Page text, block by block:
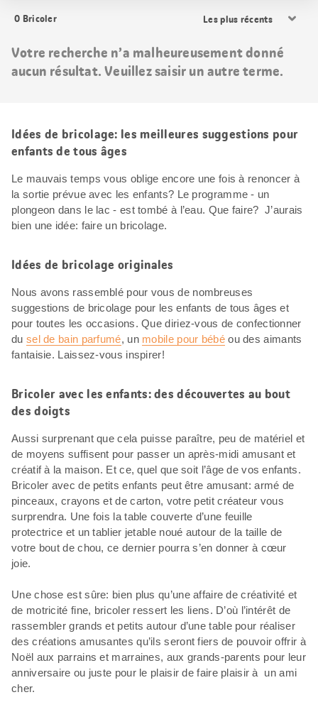
0 Bricoler
les
Votre recherche n’a malheureusement donné
aucun résultat. Veuillez saisir un autre terme.
Idées de bricolage: les meilleures suggestions pour
enfants de tous âges
Le mauvais temps vous oblige encore une fois à renoncer à
la sortie prévue avec les enfants? Le programme - un
plongeon dans le lac - est tombé à l’eau. Que faire? J’aurais
bien une idée: faire un bricolage.
Idées de bricolage originales
Nous avons rassemblé pour vous de nombreuses
suggestions de bricolage pour les enfants de tous âges et
pour toutes les occasions. Que diriez-vous de confectionner
du sel de bain parfumé, un mobile pour bébéou des aimants
fantaisie. Laissez-vous inspirer!
Bricoler avec les enfants: des découvertes au bout
des doigts
Aussi surprenant que cela puisse paraître, peu de matériel et
de moyens suffisent pour passer un après-midi amusant et
créatif à la maison. Et ce, quel que soit l’âge de vos enfants.
Bricoler avec de petits enfants peut être amusant: armé de
pinceaux, crayons et de carton, votre petit créateur vous
surprendra. Une fois la table couverte d’une feuille
protectrice et un tablier jetable noué autour de la taille de
votre bout de chou, ce dernier pourra s’en donner à cœur
joie.
Une chose est sûre: bien plus qu’une affaire de créativité et
de motricité fine, bricoler ressert les liens. D’où l’intérêt de
rassembler grands et petits autour d’une table pour réaliser
des créations amusantes qu’ils seront fiers de pouvoir offrir à
Noël aux parrains et marraines, aux grands-parents pour leur
anniversaire ou juste pour le plaisir de faire plaisir à un ami
cher.